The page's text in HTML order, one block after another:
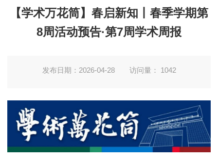
【学术万花筒】春启新知丨春季学期第
8周活动预告·第7周学术周报
发布日期：2026-04-28 访问量： 1042